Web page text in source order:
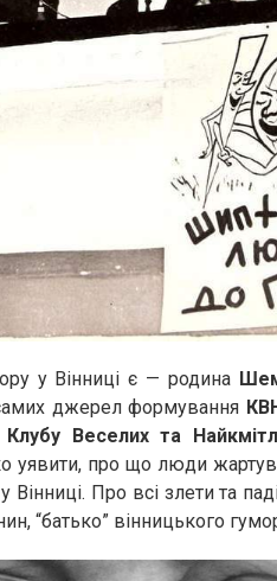
у Вінниці є — родина
джерел формування
Клубу Веселих та
уявити, про що люди
Про всі злети та
“батько” вінницького